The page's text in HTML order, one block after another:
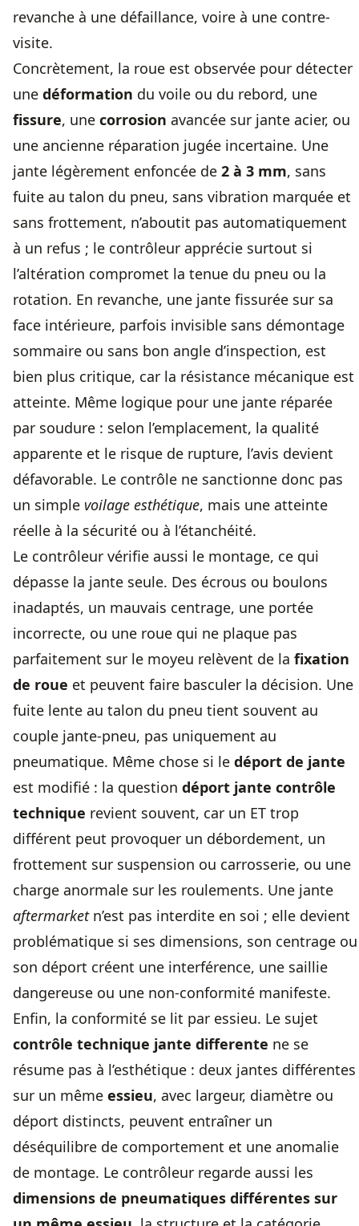
revanche à une défaillance, voire à une contre-
visite.
Concrètement, la roue est observée pour détecter
une déformation du voile ou du rebord, une
fissure, une corrosion avancée sur jante acier, ou
une ancienne réparation jugée incertaine. Une
jante légèrement enfoncée de 2 à 3 mm, sans
fuite au talon du pneu, sans vibration marquée et
sans frottement, n’aboutit pas automatiquement
à un refus ; le contrôleur apprécie surtout si
l’altération compromet la tenue du pneu ou la
rotation. En revanche, une jante fissurée sur sa
face intérieure, parfois invisible sans démontage
sommaire ou sans bon angle d’inspection, est
bien plus critique, car la résistance mécanique est
atteinte. Même logique pour une jante réparée
par soudure : selon l’emplacement, la qualité
apparente et le risque de rupture, l’avis devient
défavorable. Le contrôle ne sanctionne donc pas
un simple voilage esthétique, mais une atteinte
réelle à la sécurité ou à l’étanchéité.
Le contrôleur vérifie aussi le montage, ce qui
dépasse la jante seule. Des écrous ou boulons
inadaptés, un mauvais centrage, une portée
incorrecte, ou une roue qui ne plaque pas
parfaitement sur le moyeu relèvent de la fixation
de roue et peuvent faire basculer la décision. Une
fuite lente au talon du pneu tient souvent au
couple jante-pneu, pas uniquement au
pneumatique. Même chose si le déport de jante
est modifié : la question déport jante contrôle
technique revient souvent, car un ET trop
différent peut provoquer un débordement, un
frottement sur suspension ou carrosserie, ou une
charge anormale sur les roulements. Une jante
aftermarketn’est pas interdite en soi ; elle devient
problématique si ses dimensions, son centrage ou
son déport créent une interférence, une saillie
dangereuse ou une non-conformité manifeste.
Enfin, la conformité se lit par essieu. Le sujet
contrôle technique jante differente ne se
résume pas à l’esthétique : deux jantes différentes
sur un même essieu, avec largeur, diamètre ou
déport distincts, peuvent entraîner un
déséquilibre de comportement et une anomalie
de montage. Le contrôleur regarde aussi les
dimensions de pneumatiques différentes sur